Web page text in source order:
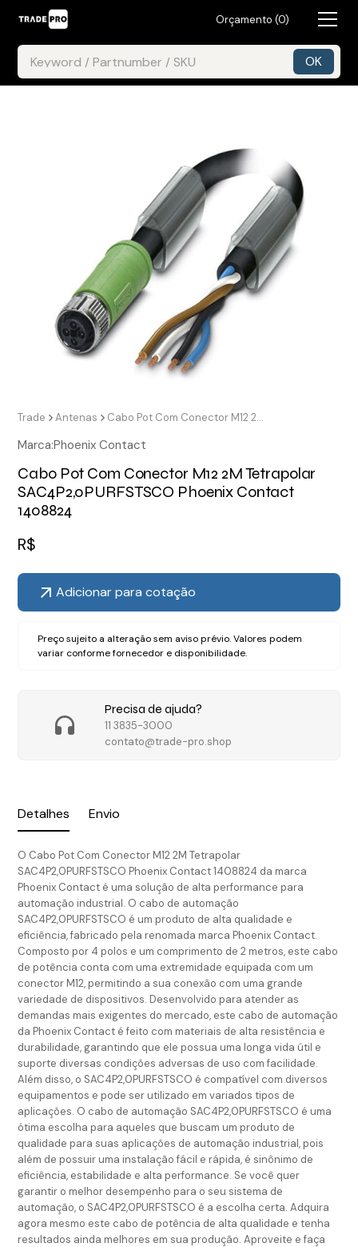
Orçamento (0)
Detalhes Envio
O Cabo Pot Com Conector M12 2M Tetrapolar
SAC4P2,0PURFSTSCO Phoenix Contact 1408824 da marca
Phoenix Contact é uma solução de alta performance para
automação industrial. O cabo de automação
SAC4P2,0PURFSTSCO é um produto de alta qualidade e
eficiência, fabricado pela renomada marca Phoenix Contact.
Composto por 4 polos e um comprimento de 2 metros, este cabo
de potência conta com uma extremidade equipada com um
conector M12, permitindo a sua conexão com uma grande
variedade de dispositivos. Desenvolvido para atender as
demandas mais exigentes do mercado, este cabo de automação
da Phoenix Contact é feito com materiais de alta resistência e
durabilidade, garantindo que ele possua uma longa vida útil e
suporte diversas condições adversas de uso com facilidade.
Além disso, o SAC4P2,0PURFSTSCO é compatível com diversos
equipamentos e pode ser utilizado em variados tipos de
aplicações. O cabo de automação SAC4P2,0PURFSTSCO é uma
ótima escolha para aqueles que buscam um produto de
qualidade para suas aplicações de automação industrial, pois
além de possuir uma instalação fácil e rápida, é sinônimo de
eficiência, estabilidade e alta performance. Se você quer
garantir o melhor desempenho para o seu sistema de
automação, o SAC4P2,0PURFSTSCO é a escolha certa. Adquira
agora mesmo este cabo de potência de alta qualidade e tenha
resultados ainda melhores em sua produção. Aproveite e faça
Trade Antenas Cabo Pot Com Conector M12 2M Tetrapolar SAC4P2,0PURFSTSCO Phoenix Contact 1408824
Marca:Phoenix Contact
Cabo Pot Com Conector M12 2M Tetrapolar
SAC4P2,0PURFSTSCO Phoenix Contact
1408824
R$
Adicionar para cotação
Preço sujeito a alteração sem aviso prévio. Valores podem
variar conforme fornecedor e disponibilidade.
Precisa de ajuda?
11 3835-3000
contato@trade-pro.shop